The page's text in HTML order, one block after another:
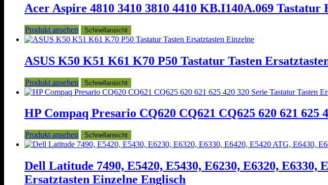
Acer Aspire 4810 3410 3810 4410 KB.I140A.069 Tastatur
Produkt ansehen Schnellansicht
ASUS K50 K51 K61 K70 P50 Tastatur Tasten
Produkt ansehen Schnellansicht
HP Compaq Presario CQ620 CQ621 CQ625 620 621
Produkt ansehen Schnellansicht
Dell Latitude 7490, E5420, E5430, E6230, E6320, E6330,
Ersatztasten Einzelne Englisch